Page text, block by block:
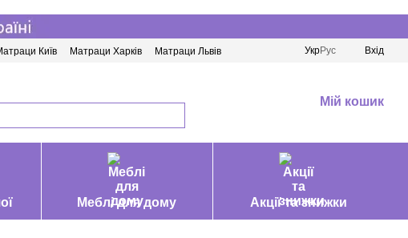
Київ Матраци Харків
Матраци Львів
УкрРус Вхід
Мій кошик
Меблі для дому Акції та знижки